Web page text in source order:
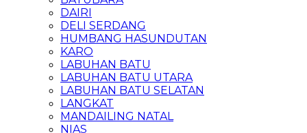
DAIRI
DELI SERDANG
HUMBANG HASUNDUTAN
KARO
LABUHAN BATU
LABUHAN BATU UTARA
LABUHAN BATU SELATAN
LANGKAT
MANDAILING NATAL
NIAS